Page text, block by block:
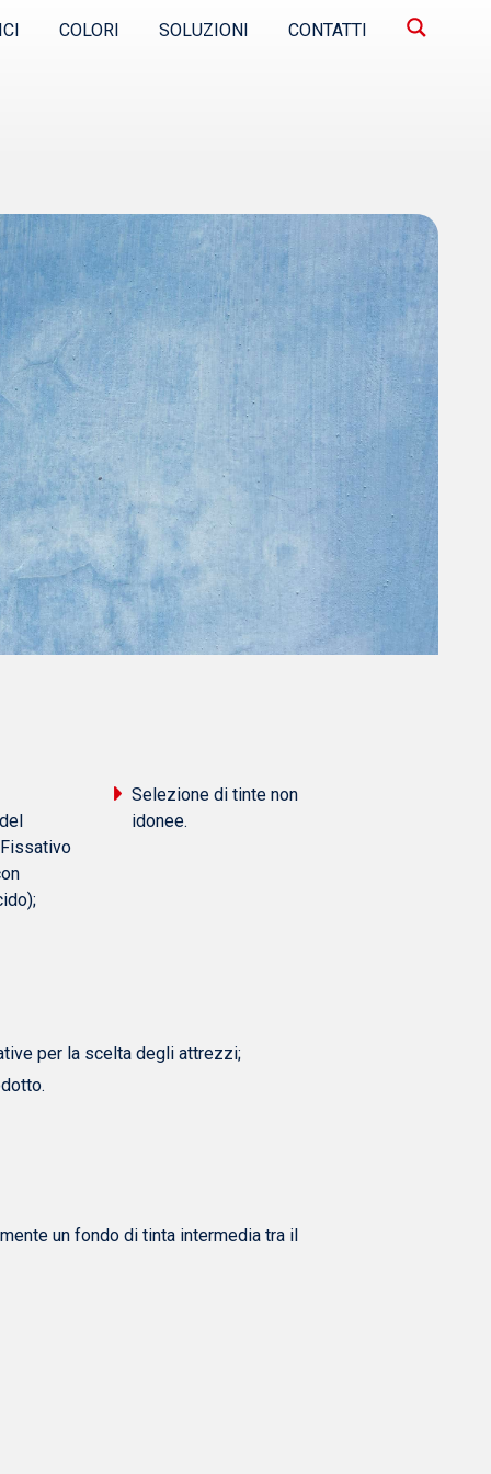
COLORI SOLUZIONI CONTATTI
Selezione di tinte non
idonee.
per la scelta degli attrezzi;
un fondo di tinta intermedia tra il